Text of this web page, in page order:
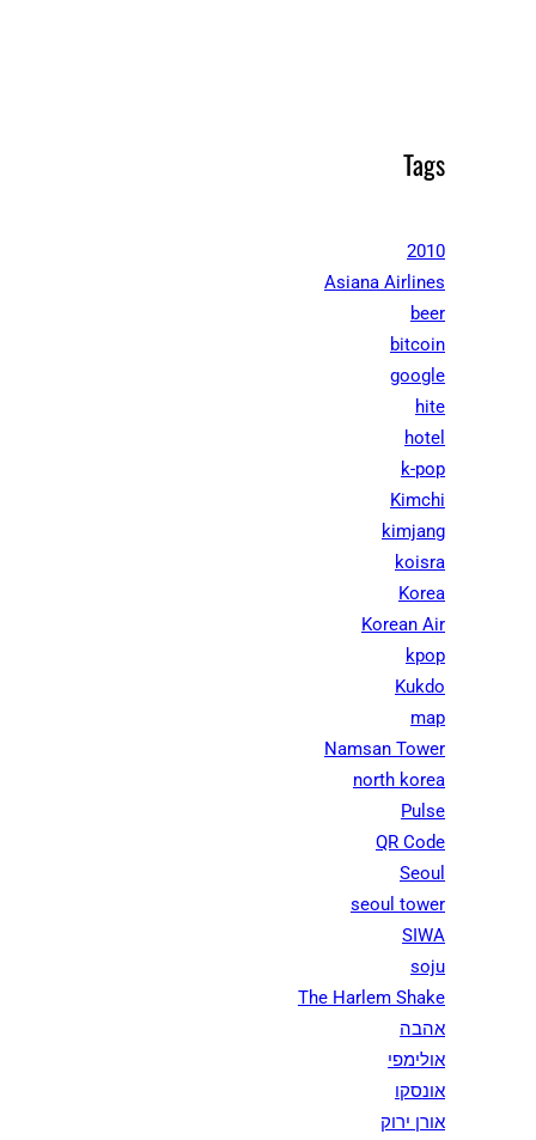
Tags
2010
Asiana Airlines
beer
bitcoin
google
hite
hotel
k-pop
Kimchi
kimjang
koisra
Korea
Korean Air
kpop
Kukdo
map
Namsan Tower
north korea
Pulse
QR Code
Seoul
seoul tower
SIWA
soju
The Harlem Shake
אהבה
אולימפי
אונסקו
אורן ירוק